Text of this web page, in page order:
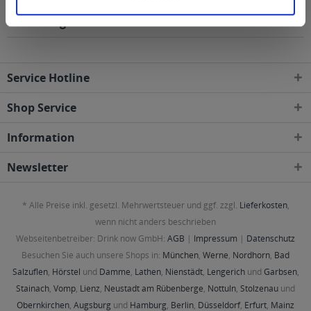
Gebieten geliefert
Service Hotline
Shop Service
Information
Newsletter
* Alle Preise inkl. gesetzl. Mehrwertsteuer und ggf. zzgl. Lieferkosten,
wenn nicht anders beschrieben
Webseitenbetreiber: Drink now GmbH: AGB | Impressum | Datenschutz
Besuchen Sie auch unsere Shops in: München, Werne, Nordhorn, Bad
Salzuflen, Hörstel und Damme, Lathen, Nienstädt, Lengerichund Garbsen,
Stainach, Vomp, Lienz, Neustadt am Rübenberge, Nottuln, Stolzenau und
Obernkirchen, Augsburg und Hamburg, Berlin, Düsseldorf, Erfurt, Mainz